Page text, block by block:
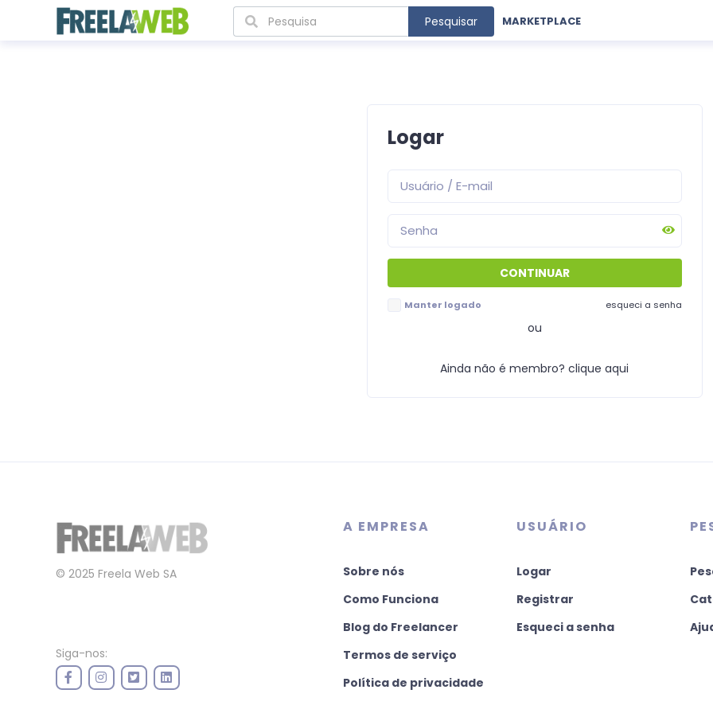
Pesquisar MARKETPLACE
Logar
Manter logado esqueci a senha
ou
Ainda não é membro? clique aqui
© 2025 Freela Web SA
Siga-nos:
A EMPRESA
Sobre nós
Como Funciona
Blog do Freelancer
Termos de serviço
Política de privacidade
USUÁRIO
Logar
Registrar
Esqueci a senha